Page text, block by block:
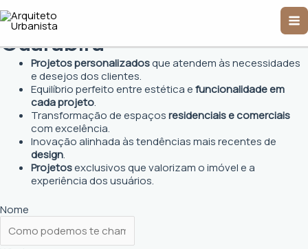
para
conteúdo
Arquiteto Urbanista em
Guarabira
Projetos personalizadosque atendem às necessidades
e desejos dos clientes.
Equilíbrio perfeito entre estética efuncionalidade em
cada projeto.
Transformação de espaçosresidenciais e comerciais
com excelência.
Inovação alinhada às tendências mais recentes de
design.
Projetosexclusivos que valorizam o imóvel e a
experiência dos usuários.
Nome